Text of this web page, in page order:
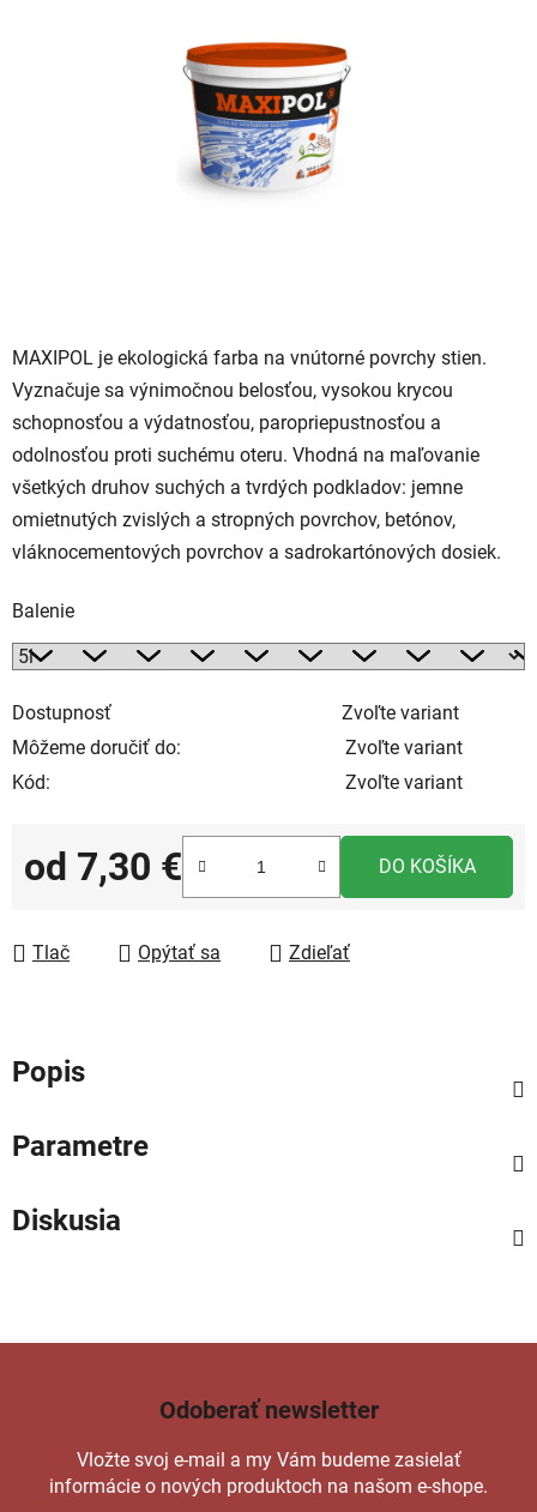
MAXIPOL je ekologická farba na vnútorné povrchy stien.
Vyznačuje sa výnimočnou belosťou, vysokou krycou
schopnosťou a výdatnosťou, paropriepustnosťou a
odolnosťou proti suchému oteru. Vhodná na maľovanie
všetkých druhov suchých a tvrdých podkladov: jemne
omietnutých zvislých a stropných povrchov, betónov,
vláknocementových povrchov a sadrokartónových dosiek.
Balenie
Dostupnosť
Zvoľte variant
Môžeme doručiť do:
Zvoľte variant
Kód:
Zvoľte variant
od 7,30 € DO KOŠÍKA
Tlač Opýtať sa Zdieľať
Popis
Parametre
Diskusia
Odoberať newsletter
Vložte svoj e-mail a my Vám budeme zasielať
informácie o nových produktoch na našom e-shope.